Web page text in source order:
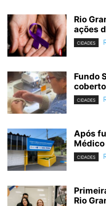
Rio
ações
CIDADES
Fundo
CIDADES
Após
CIDADES
Rio